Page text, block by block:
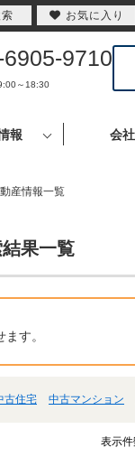
6905-9710
～18:30
報 会
産情報一覧
果一覧
す。
古住宅 中古マンション
表示
お気に入り